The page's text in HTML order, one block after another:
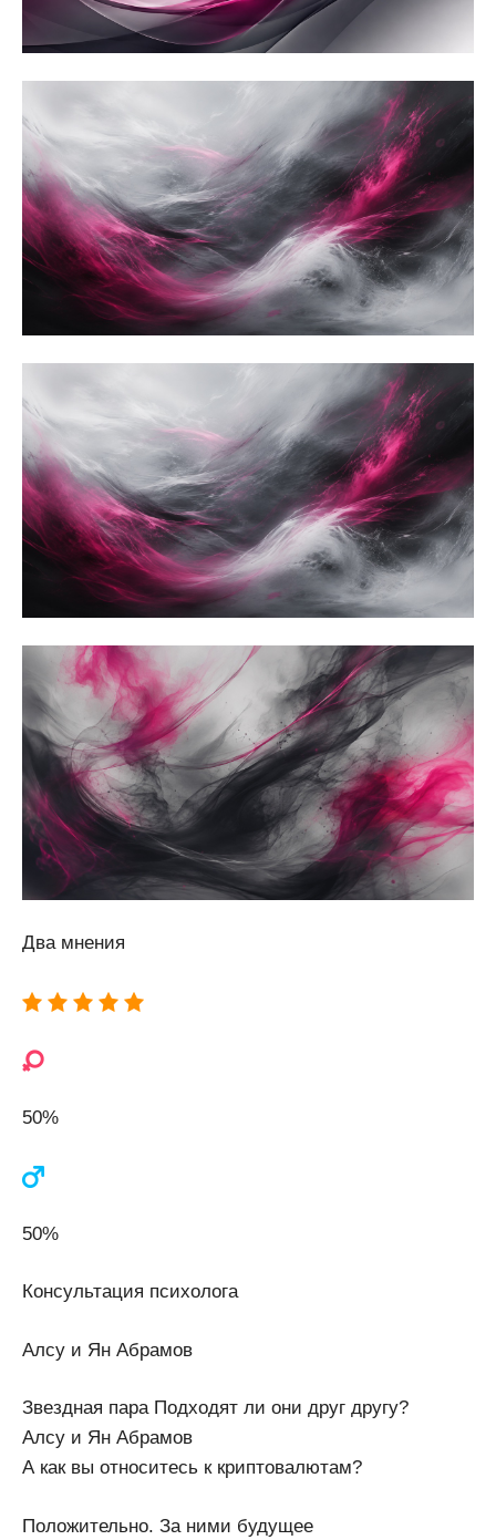
Два мнения
50%
50%
Консультация психолога
Алсу и Ян Абрамов
Звездная пара Подходят ли они друг другу?
Алсу и Ян Абрамов
А как вы относитесь к криптовалютам?
Положительно. За ними будущее